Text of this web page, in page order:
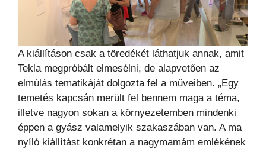
A kiállításon csak a töredékét láthatjuk annak, amit
Tekla megpróbált elmesélni, de alapvetően az
elmúlás tematikáját dolgozta fel a műveiben. „Egy
temetés kapcsán merült fel bennem maga a téma,
illetve nagyon sokan a környezetemben mindenki
éppen a gyász valamelyik szakaszában van. A ma
nyíló kiállítást konkrétan a nagymamám emlékének